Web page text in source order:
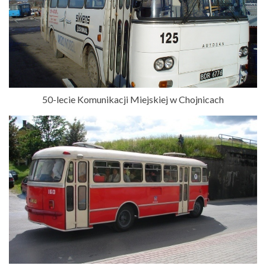
50-lecie Komunikacji Miejskiej w Chojnicach